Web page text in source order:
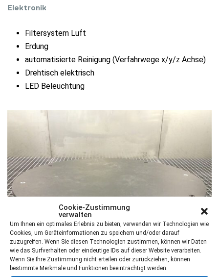
Cookie-Zustimmung
verwalten
Um Ihnen ein optimales Erlebnis zu bieten, verwenden wir Technologien wie
Cookies, um Geräteinformationen zu speichern und/oder darauf
zuzugreifen. Wenn Sie diesen Technologien zustimmen, können wir Daten
wie das Surfverhalten oder eindeutige IDs auf dieser Website verarbeiten.
Wenn Sie Ihre Zustimmung nicht erteilen oder zurückziehen, können
bestimmte Merkmale und Funktionen beeinträchtigt werden.
Elektronik
Filtersystem Luft
Erdung
automatisierte Reinigung (Verfahrwege x/y/z Achse)
Drehtisch elektrisch
LED Beleuchtung